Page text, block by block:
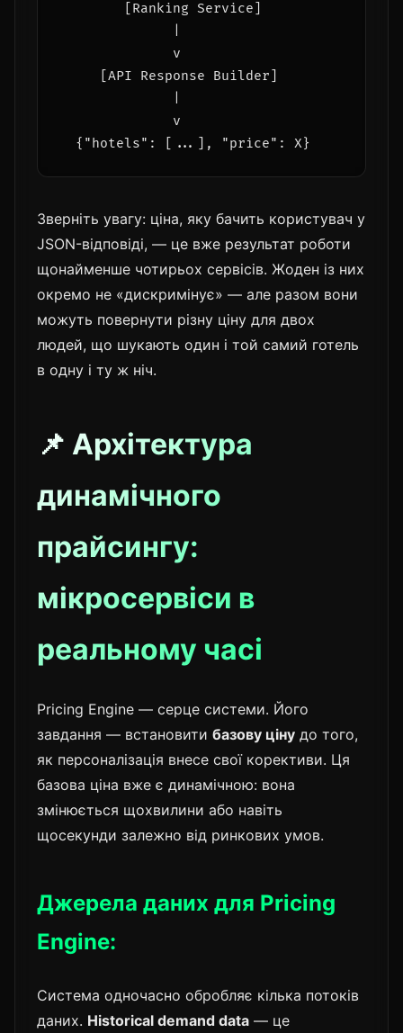
        [Ranking Service]
              v
     [API Response Builder]
              v
Зверніть увагу: ціна, яку бачить користувач у
JSON-відповіді, — це вже результат роботи
щонайменше чотирьох сервісів. Жоден із них
окремо не «дискримінує» — але разом вони
можуть повернути різну ціну для двох
людей, що шукають один і той самий готель
в одну і ту ж ніч.
📌 Архітектура
динамічного
прайсингу:
мікросервіси в
реальному часі
Pricing Engine — серце системи. Його
завдання — встановити базову ціну до того,
як персоналізація внесе свої корективи. Ця
базова ціна вже є динамічною: вона
змінюється щохвилини або навіть
щосекунди залежно від ринкових умов.
Джерела даних для Pricing
Engine:
Система одночасно обробляє кілька потоків
даних. Historical demand data — це